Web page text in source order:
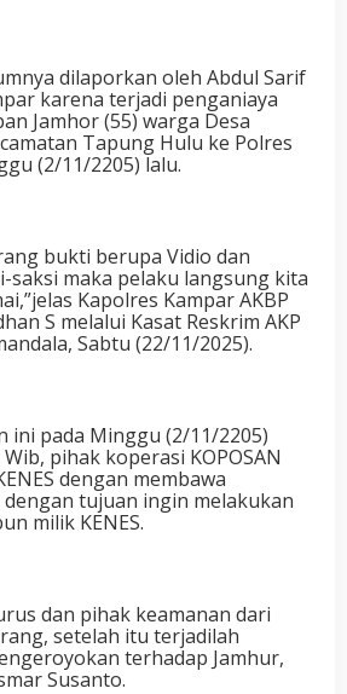
dilaporkan oleh Abdul Sarif
karena terjadi penganiaya
Jamhor (55) warga Desa
Tapung Hulu ke Polres
(2/11/2205) lalu.
bukti berupa Vidio dan
saksi maka pelaku langsung kita
Kapolres Kampar AKBP
S melalui Kasat Reskrim AKP
Sabtu (22/11/2025).
ini pada Minggu (2/11/2205)
pihak koperasi KOPOSAN
dengan membawa
tujuan ingin melakukan
milik KENES.
dan pihak keamanan dari
setelah itu terjadilah
terhadap Jamhur,
Susanto.